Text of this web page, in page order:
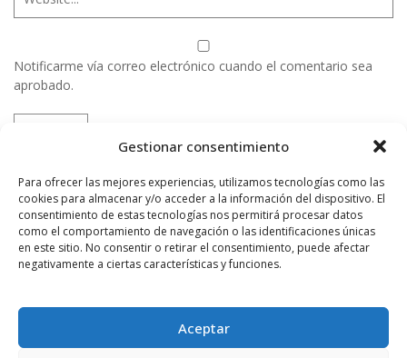
Gestionar consentimiento
Para ofrecer las mejores experiencias, utilizamos tecnologías como las
cookies para almacenar y/o acceder a la información del dispositivo. El
consentimiento de estas tecnologías nos permitirá procesar datos
como el comportamiento de navegación o las identificaciones únicas
en este sitio. No consentir o retirar el consentimiento, puede afectar
negativamente a ciertas características y funciones.
Aceptar
Notificarme vía correo electrónico cuando el comentario sea
aprobado.
cómo se procesan los datos de tus comentarios.
PUBLICIDAD